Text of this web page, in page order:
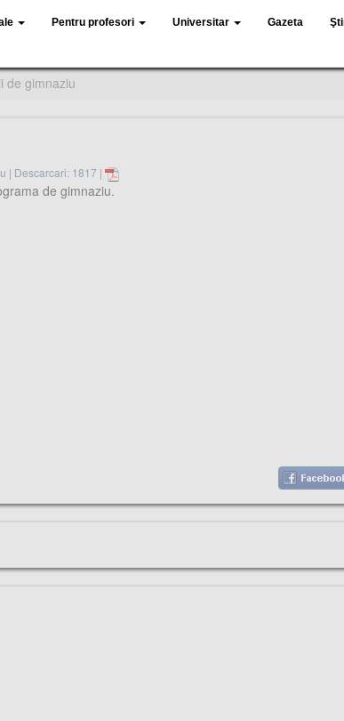
Pentru profesori Universitar Gazeta
de gimnaziu
| Descarcari: 1817 |
de gimnaziu.